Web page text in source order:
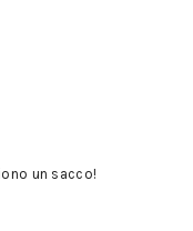
un sacco!